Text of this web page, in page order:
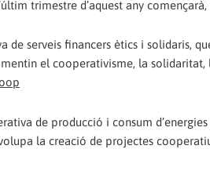
trimestre d’aquest any
de serveis financers ètics i solidaris,
el cooperativisme, la
de producció i consum
la creació de projectes